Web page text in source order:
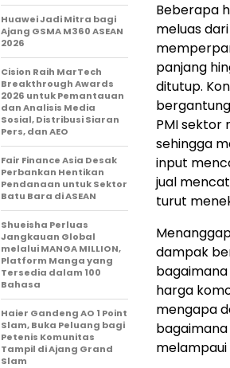
Beberapa
meluas
panjang
ditutup.
PMI sektor
sehingga
input
jual
turut
dampak
harga
mengapa
Huawei Jadi Mitra bagi
Ajang GSMA M360 ASEAN
2026
Cision Raih MarTech
Breakthrough Awards
2026 untuk Pemantauan
dan Analisis Media
Sosial, Distribusi Siaran
Pers, dan AEO
Fair Finance Asia Desak
Perbankan Hentikan
Pendanaan untuk Sektor
Batu Bara di ASEAN
Shueisha Perluas
Jangkauan Global
melalui MANGA MILLION,
Platform Manga yang
Tersedia dalam 100
Bahasa
Haier Gandeng AO 1 Point
Slam, Buka Peluang bagi
Petenis Komunitas
Tampil di Ajang Grand
Slam